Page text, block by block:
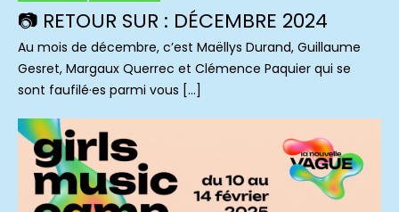
📷 RETOUR SUR : DÉCEMBRE 2024
Au mois de décembre, c’est Maëllys Durand, Guillaume
Gesret, Margaux Querrec et Clémence Paquier qui se
sont faufilé·es parmi vous […]